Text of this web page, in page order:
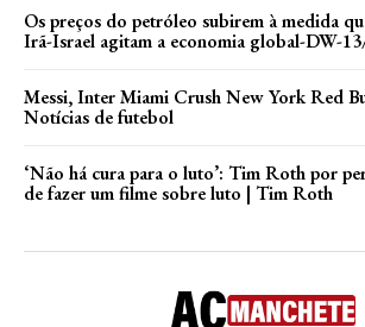
Os preços do petróleo subirem à medida
Irã-Israel agitam a economia global-DW-
Messi, Inter Miami Crush New York Red
Notícias de futebol
‘Não há cura para o luto’: Tim Roth por
de fazer um filme sobre luto | Tim Roth